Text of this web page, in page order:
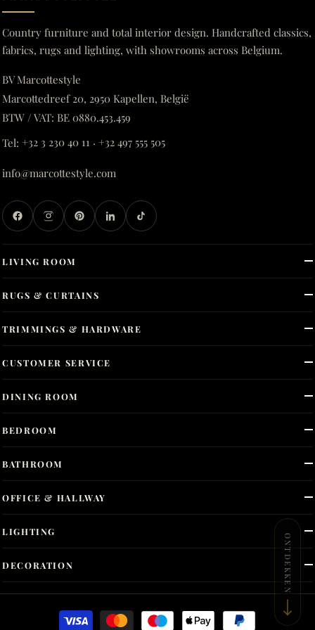
Country furniture and total interior design. Handcrafted classics,
fabrics, rugs and lighting, with showrooms across Belgium.
BV Marcottestyle
Marcottedreef 20, 2950 Kapellen, België
BTW / VAT: BE 0880.453.459
Tel: +32 3 230 40 11 · +32 497 555 505
info@marcottestyle.com
LIVING ROOM
DINING ROOM
BEDROOM
BATHROOM
OFFICE & HALLWAY
LIGHTING
DECORATION
RUGS & CURTAINS
TRIMMINGS & HARDWARE
CUSTOMER SERVICE
ONTDEKKEN